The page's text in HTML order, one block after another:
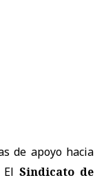
de apoyo hacia
Sindicato de